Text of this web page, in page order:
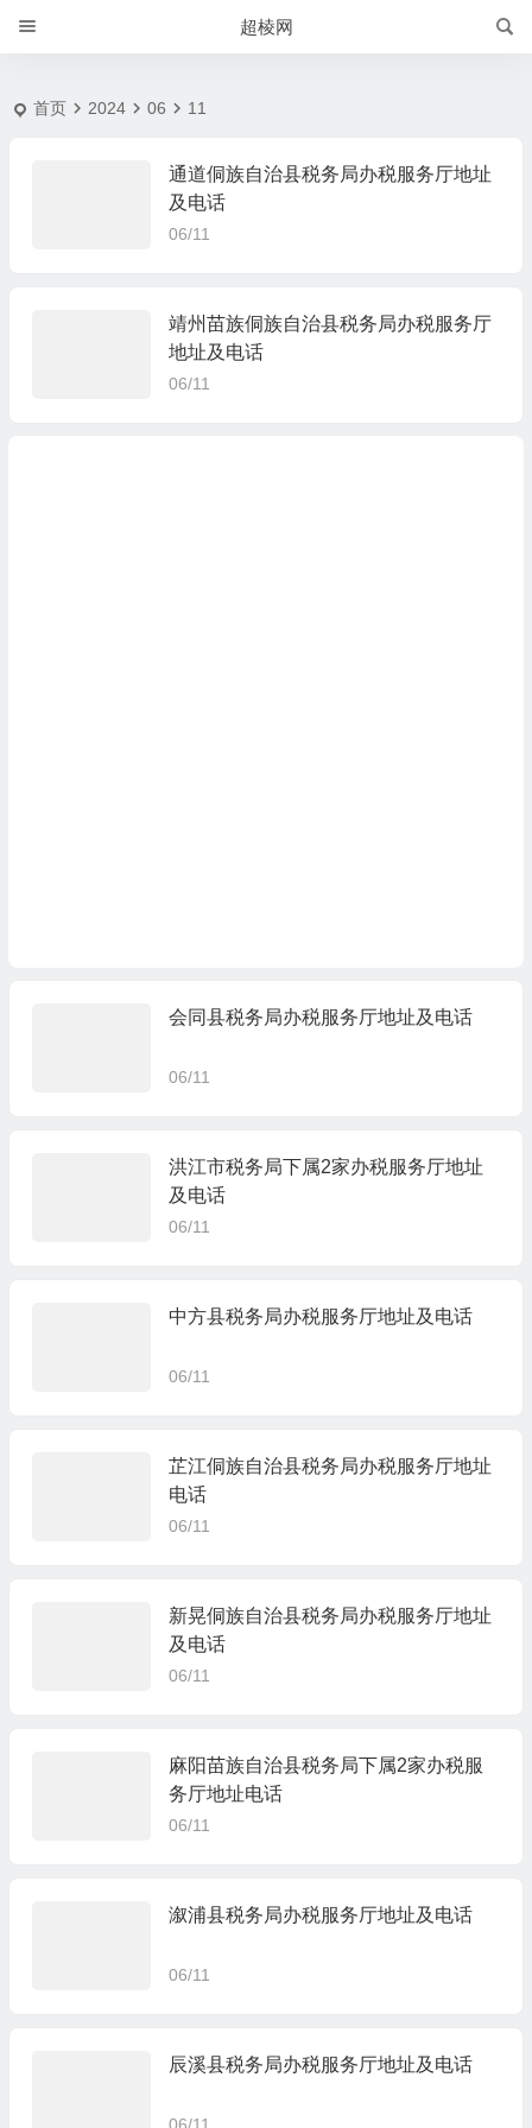
超棱网
首页 2024 06 11
通道侗族自治县税务局办税服务厅地址
及电话
06/11
靖州苗族侗族自治县税务局办税服务厅
地址及电话
06/11
会同县税务局办税服务厅地址及电话
06/11
洪江市税务局下属2家办税服务厅地址
及电话
06/11
中方县税务局办税服务厅地址及电话
06/11
芷江侗族自治县税务局办税服务厅地址
电话
06/11
新晃侗族自治县税务局办税服务厅地址
及电话
06/11
麻阳苗族自治县税务局下属2家办税服
务厅地址电话
06/11
溆浦县税务局办税服务厅地址及电话
06/11
辰溪县税务局办税服务厅地址及电话